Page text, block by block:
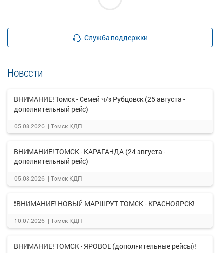
Служба поддержки
Новости
ВНИМАНИЕ! Томск - Семей ч/з Рубцовск (25 августа -
дополнительный рейс)
05.08.2026 || Томск КДП
ВНИМАНИЕ! ТОМСК - КАРАГАНДА (24 августа -
дополнительный рейс)
05.08.2026 || Томск КДП
❗ВНИМАНИЕ! НОВЫЙ МАРШРУТ ТОМСК - КРАСНОЯРСК!
10.07.2026 || Томск КДП
ВНИМАНИЕ! ТОМСК - ЯРОВОЕ (дополнительные рейсы)!